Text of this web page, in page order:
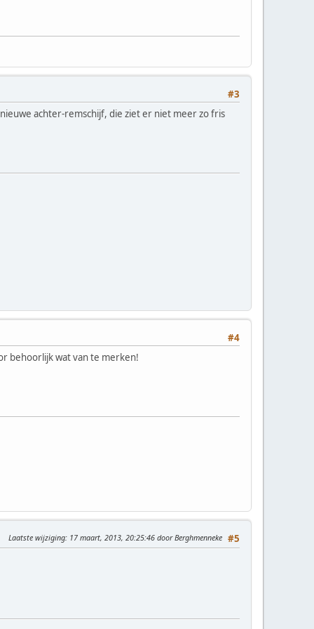
#3
achter-remschijf, die ziet er niet meer zo fris
#4
behoorlijk wat van te merken!
#5
Laatste wijziging: 17 maart, 2013, 20:25:46 door Berghmenneke